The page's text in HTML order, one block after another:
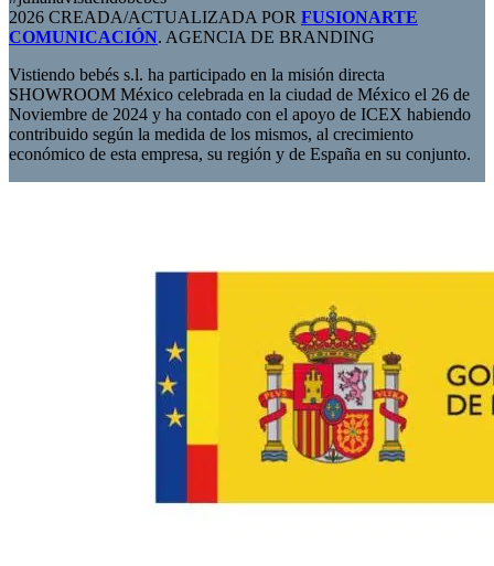
2026 CREADA/ACTUALIZADA POR FUSIONARTE
COMUNICACIÓN. AGENCIA DE BRANDING
Vistiendo bebés s.l. ha participado en la misión directa
SHOWROOM México celebrada en la ciudad de México el 26 de
Noviembre de 2024 y ha contado con el apoyo de ICEX habiendo
contribuido según la medida de los mismos, al crecimiento
económico de esta empresa, su región y de España en su conjunto.